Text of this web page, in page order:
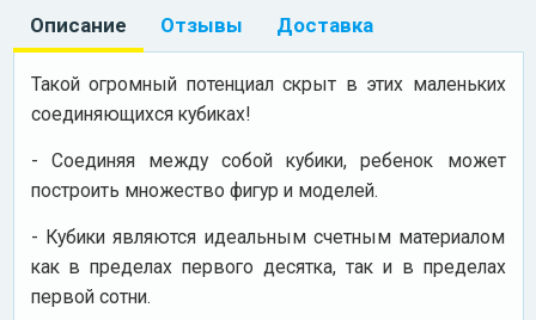
Описание Отзывы Доставка
Такой огромный потенциал скрыт в этих маленьких
соединяющихся кубиках!
- Соединяя между собой кубики, ребенок может
построить множество фигур и моделей.
- Кубики являются идеальным счетным материалом
как в пределах первого десятка, так и в пределах
первой сотни.